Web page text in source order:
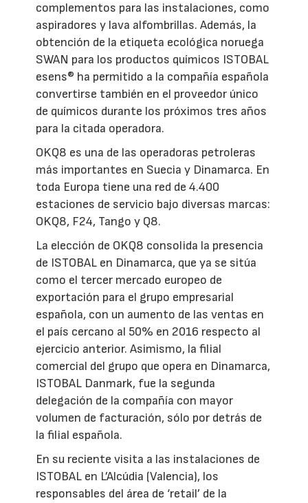
complementos para las instalaciones, como
aspiradores y lava alfombrillas. Además, la
obtención de la etiqueta ecológica noruega
SWAN para los productos químicos ISTOBAL
esens® ha permitido a la compañía española
convertirse también en el proveedor único
de químicos durante los próximos tres años
para la citada operadora.
OKQ8 es una de las operadoras petroleras
más importantes en Suecia y Dinamarca. En
toda Europa tiene una red de 4.400
estaciones de servicio bajo diversas marcas:
OKQ8, F24, Tango y Q8.
La elección de OKQ8 consolida la presencia
de ISTOBAL en Dinamarca, que ya se sitúa
como el tercer mercado europeo de
exportación para el grupo empresarial
española, con un aumento de las ventas en
el país cercano al 50% en 2016 respecto al
ejercicio anterior. Asimismo, la filial
comercial del grupo que opera en Dinamarca,
ISTOBAL Danmark, fue la segunda
delegación de la compañía con mayor
volumen de facturación, sólo por detrás de
la filial española.
En su reciente visita a las instalaciones de
ISTOBAL en L’Alcúdia (Valencia), los
responsables del área de ‘retail’ de la